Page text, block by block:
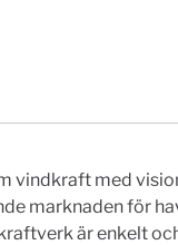
vindkraft med
marknaden för
är enkelt